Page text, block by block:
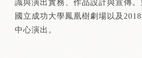
識與演出實務、作品設計與宣傳
國立成功大學鳳凰樹劇場以及
中心演出。